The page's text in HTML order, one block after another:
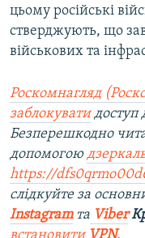
цьому російські
стверджують, що
військових та
Роскомнагляд
заблокуватидоступ
Безперешкодно
допомогою
https://
слідкуйте за
Instagramта Viber